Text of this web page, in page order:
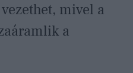
mivel a
a